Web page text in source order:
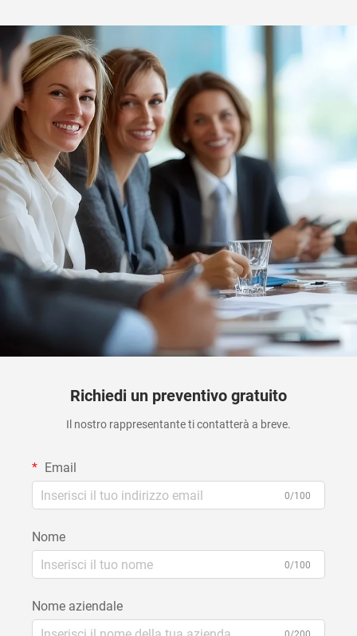
Richiedi un preventivo gratuito
Il nostro rappresentante ti contatterà a breve.
Email
0/100
Nome
0/100
Nome aziendale